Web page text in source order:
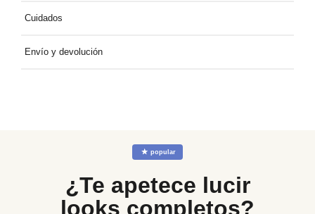
Cuidados
Envío y devolución
☆ popular
¿Te apetece lucir
looks completos?